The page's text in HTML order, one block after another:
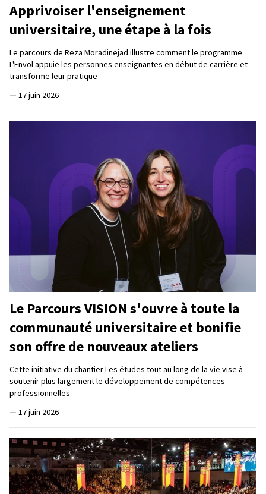
Apprivoiser l'enseignement
universitaire, une étape à la fois
Le parcours de Reza Moradinejad illustre comment le programme
L'Envol appuie les personnes enseignantes en début de carrière et
transforme leur pratique
— 17 juin 2026
Le Parcours VISION s'ouvre à toute la
communauté universitaire et bonifie
son offre de nouveaux ateliers
Cette initiative du chantier Les études tout au long de la vie vise à
soutenir plus largement le développement de compétences
professionnelles
— 17 juin 2026